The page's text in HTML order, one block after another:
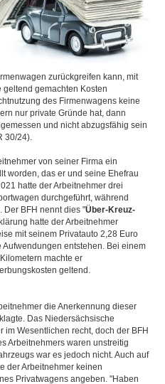
zurückgreifen kann, mit
gemachten Kosten
des Firmenwagens keine
nur private Gründe hat, dann
und nicht abzugsfähig sein
30/24).
von seiner Firma ein
worden, das er und seine Ehefrau
hatte der Arbeitnehmer drei
durchgeführt, während
Der BFH nennt dies "Über-Kreuz-
hatte der Arbeitnehmer
mit seinem Privatauto 2,28 Euro
entstehen. Bei einem
machte er
geltend.
die Anerkennung dieser
Das Niedersächsische
im Wesentlichen recht, doch der BFH
Arbeitnehmers waren unstreitig
war es jedoch nicht. Auch auf
der Arbeitnehmer keinen
Privatwagens angeben. "Haben